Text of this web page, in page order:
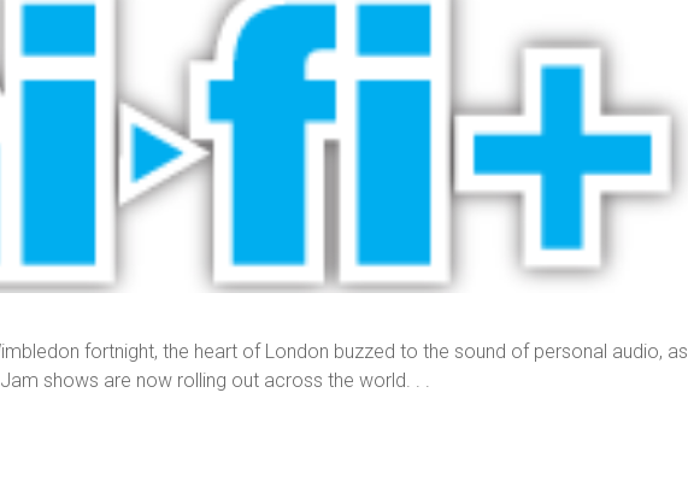
fortnight, the heart of London buzzed to the sound of personal audio, as
shows are now rolling out across the world. . .